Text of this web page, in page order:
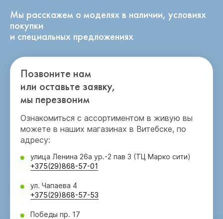
Мы расскажем о моделях в наличии, условиях
покупки
и специальных предложениях
Позвоните нам
или оставьте заявку,
мы перезвоним
Ознакомиться с ассортиментом в живую вы
можете в наших магазинах в Витебске, по
адресу:
улица Ленина 26а ур.-2 пав 3 (ТЦ Марко сити)
+375(29)868-57-01
ул. Чапаева 4
+375(29)868-57-53
Победы пр. 17